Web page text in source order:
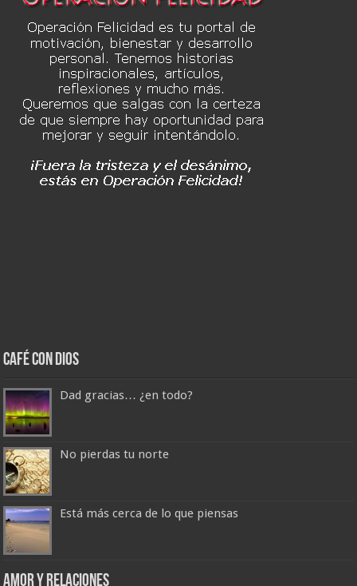
Café con Dios
Dad gracias… ¿en todo?
No pierdas tu norte
Está más cerca de lo que piensas
Amor y Relaciones